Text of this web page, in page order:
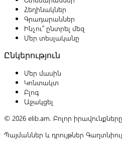
Հեղինակներ
Գրադարաններ
Ինչու՞ ընտրել մեզ
Մեր տեսլականը
Ընկերություն
Մեր մասին
Կոնտակտ
Բլոգ
Աջակցել
© 2026 elib.am. Բոլոր
Պայմաններ և դրույթներ